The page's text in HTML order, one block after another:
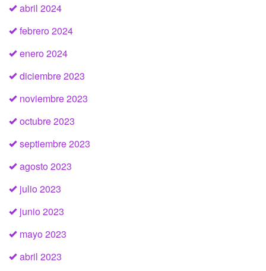
abril 2024
febrero 2024
enero 2024
diciembre 2023
noviembre 2023
octubre 2023
septiembre 2023
agosto 2023
julio 2023
junio 2023
mayo 2023
abril 2023